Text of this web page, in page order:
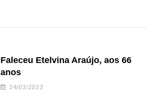
Faleceu Etelvina Araújo, aos 66
anos
24/03/2023